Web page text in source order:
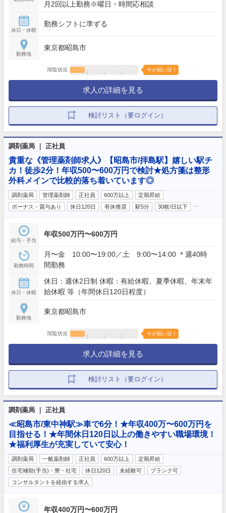
月2回以上勤務※曜日・時間応相談
休日・休暇
勤務シフトに準ずる
勤務地
東京都昭島市
閲覧状況 今が狙い目！
求人の詳細を見る
検討リスト（要ログイン）
調剤薬局 ｜ 正社員
貴重な《管理薬剤師求人》【昭島市/拝島駅】嬉しい駅チ
カ！徒歩2分！年収500〜600万円で検討★処方箋は整形
外科メインで比較的落ち着いています◎
調剤薬局 管理薬剤師 正社員 600万以上
定期昇給
ボーナス・賞与あり
休日120日 有休推奨 駅5分 30枚/日以下
給与・手当
年収500万円〜600万円
勤務時間
月〜金 10:00〜19:00／土 9:00〜14:00 ＊週40時
間勤務
休日・休暇
休日：週休2日制 休暇：有給休暇、夏季休暇、年末年
始休暇 等（年間休日120日程度）
勤務地
東京都昭島市
閲覧状況 今が狙い目！
求人の詳細を見る
検討リスト（要ログイン）
調剤薬局 ｜ 正社員
≪昭島市/東中神駅≫車で6分！★年収400万〜600万円を
目指せる！★年間休日120日以上の働きやすい職場環境！
★福利厚生が充実していて安心！
調剤薬局 一般薬剤師 正社員 600万以上
定期昇給
住宅補助(手当)・寮・社宅
休日120日 未経験可
ブランク可
コンサルタントを経由する求人
年収400万円〜600万円